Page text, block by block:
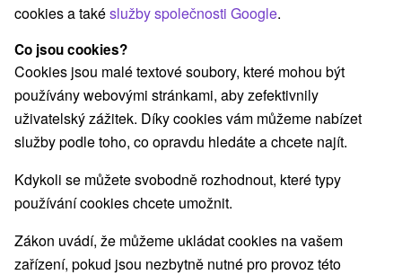
Všechny kategorie
Pobyty v akci(1)
Wellness pobyty(3)
Romantické pobyty(2) Rodinné pobyty(2)
Vyberte lokalitu nebo termín
VŠECHNY NEJLEVNĚJŠÍ NEJDRAŽŠÍ
TIP
cookies a takéslužby společnosti Google.
Co jsou cookies?
Cookies jsou malé textové soubory, které mohou být
používány webovými stránkami, aby zefektivnily
uživatelský zážitek. Díky cookies vám můžeme nabízet
služby podle toho, co opravdu hledáte a chcete najít.
Kdykoli se můžete svobodně rozhodnout, které typy
používání cookies chcete umožnit.
Zákon uvádí, že můžeme ukládat cookies na vašem
zařízení, pokud jsou nezbytně nutné pro provoz této